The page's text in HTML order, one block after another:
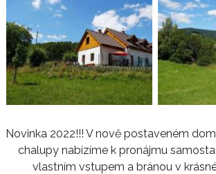
Novinka 2022!!! V nově postaveném
chalupy nabízíme k pronájmu
vlastním vstupem a bránou v